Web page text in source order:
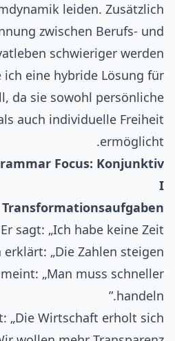
leiden. Zusätzlich
zwischen Berufs- und
schwieriger werden.
eine hybride Lösung für
da sie sowohl persönliche
auch individuelle Freiheit
ermöglicht.
Focus: Konjunktiv
I
Transformationsaufgaben
Er sagt: „Ich habe keine Zeit.”
„Die Zahlen steigen.”
„Man muss schneller
handeln.”
„Die Wirtschaft erholt sich.”